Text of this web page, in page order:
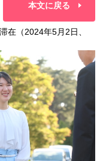
本文に戻る
在（2024年5月2日、